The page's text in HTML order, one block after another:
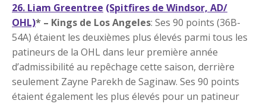
26. Liam Greentree (Spitfires de Windsor, AD/
OHL)* – Kings de Los Angeles: Ses 90 points (36B-
54A) étaient les deuxièmes plus élevés parmi tous les
patineurs de la OHL dans leur première année
d’admissibilité au repêchage cette saison, derrière
seulement Zayne Parekh de Saginaw. Ses 90 points
étaient également les plus élevés pour un patineur